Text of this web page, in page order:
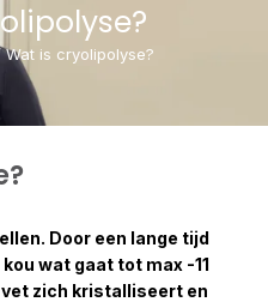
Wat is cryolipolyse?
Door een lange tijd
wat gaat tot max -11
zich kristalliseert en